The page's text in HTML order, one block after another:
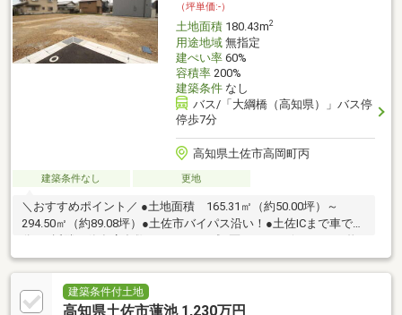
（坪単価:-）
土地面積180.43m2
用途地域無指定
建ぺい率60%
容積率200%
建築条件なし
バス/「大綱橋（高知県）」バス停
停歩7分
高知県土佐市高岡町丙
建築条件なし 更地
＼おすすめポイント／ ●土地面積 165.31㎡（約50.00坪）～
294.50㎡（約89.08坪）●土佐市バイパス沿い！●土佐ICまで車で4
分！●近隣に飲食店多数あります！●残9区画です！☆こちらの物
件は本日ご案内可能です☆☆ご購入時の住宅ローン相談も無料で
承ります♪物件が気になったらお好きなタイミングでお気軽にお問
い合わせください！資料請求フォームからは24時間受付中☆ おう
ちと皆様のご縁を結ぶことが私たちの使命です。 皆様にお会い
建築条件付土地
高知県土佐市蓮池 1,230万円